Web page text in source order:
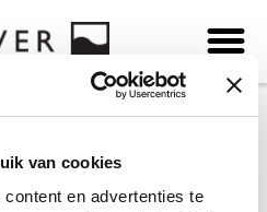
van cookies
en advertenties te
verhaaltje.